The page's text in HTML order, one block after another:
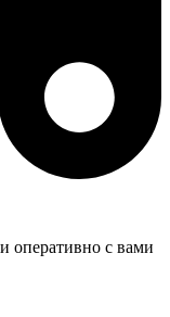
оперативно с вами